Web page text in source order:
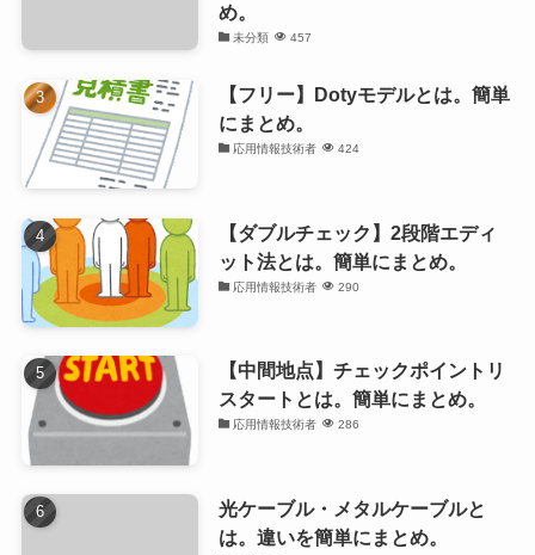
め。
未分類 457
【フリー】Dotyモデルとは。簡単
にまとめ。
応用情報技術者 424
【ダブルチェック】2段階エディ
ット法とは。簡単にまとめ。
応用情報技術者 290
【中間地点】チェックポイントリ
スタートとは。簡単にまとめ。
応用情報技術者 286
光ケーブル・メタルケーブルと
は。違いを簡単にまとめ。